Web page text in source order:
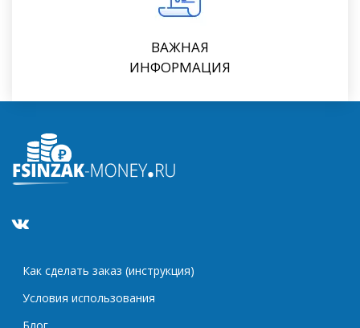
ВАЖНАЯ
ИНФОРМАЦИЯ
Как сделать заказ (инструкция)
Условия использования